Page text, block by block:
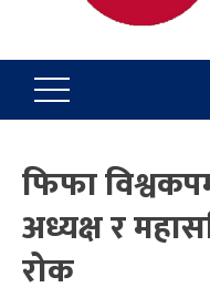
फिफा
अध्यक्ष र
रोक